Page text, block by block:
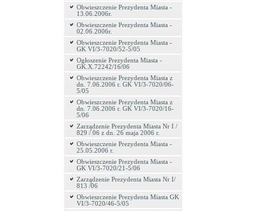
Obwieszczenie Prezydenta Miasta -
13.06.2006r.
Obwieszczenie Prezydenta Miasta -
02.06.2006r.
Obwieszczenie Prezydenta Miasta -
GK VI/3-7020/52-5/05
Ogłoszenie Prezydenta Miasta -
GK.X.72242/16/06
Obwieszczenie Prezydenta Miasta z
dn. 7.06.2006 r. GK VI/3-7020/06-
5/05
Obwieszczenie Prezydenta Miasta z
dn. 7.06.2006 r. GK VI/3-7020/16-
5/06
Zarządzenie Prezydenta Miasta Nr I /
829 / 06 z dn. 26 maja 2006 r.
Obwieszczenie Prezydenta Miasta -
25.05.2006 r.
Obwieszczenie Prezydenta Miasta -
GK VI/3-7020/21-5/06
Zarządzenie Prezydenta Miasta Nr I/
813 /06
Obwieszczenie Prezydenta Miasta GK
VI/3-7020/46-5/05